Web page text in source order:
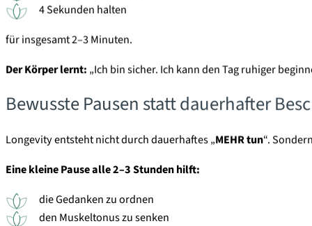
4 Sekunden halten
für insgesamt 2–3 Minuten.
Der Körper lernt: „Ich bin sicher. Ich kann den Tag ruhiger
Bewusste Pausen statt dauerhafter
Longevity entsteht nicht durch dauerhaftes „MEHR tun“.
Eine kleine Pause alle 2–3 Stunden hilft:
die Gedanken zu ordnen
den Muskeltonus zu senken